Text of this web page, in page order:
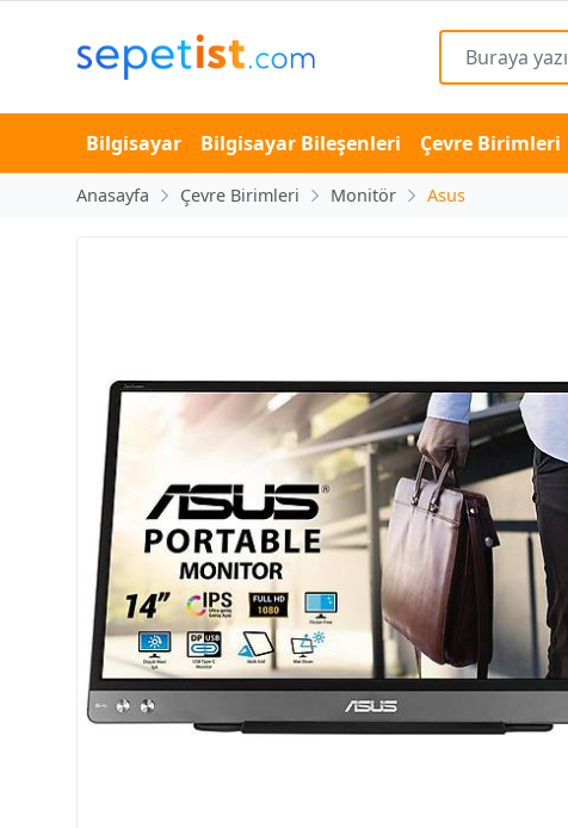
Bilgisayar Bilgisayar Bileşenleri Çevre Birimleri
Anasayfa Çevre Birimleri Monitör Asus